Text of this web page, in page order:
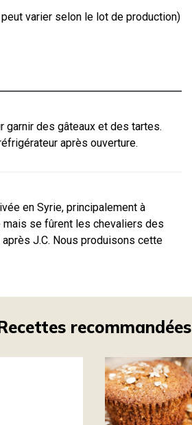
varier selon le lot de production)
garnir des gâteaux et des tartes.
après ouverture.
en Syrie, principalement à
mais se fûrent les chevaliers des
J.C. Nous produisons cette
recommandées